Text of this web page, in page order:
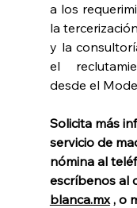
a los
la
y la
el
desde el
Solicita más
servicio de
nómina al
escríbenos al
blanca.mx , o